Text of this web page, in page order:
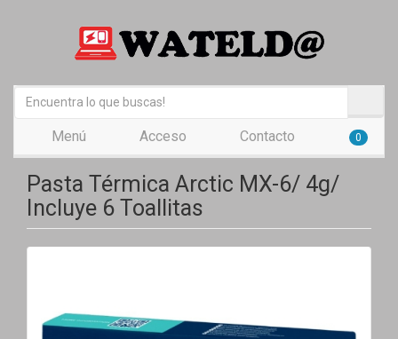
Menú Acceso Contacto 0
Pasta Térmica Arctic MX-6/ 4g/
Incluye 6 Toallitas